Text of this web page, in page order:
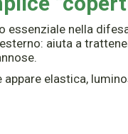
nella
aiuta a
elastica,